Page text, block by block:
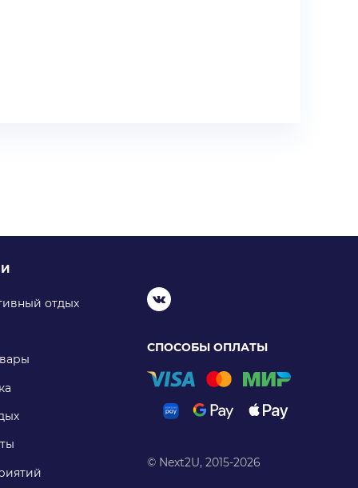
отдых
СПОСОБЫ ОПЛАТЫ
© Next2U, 2015-2026